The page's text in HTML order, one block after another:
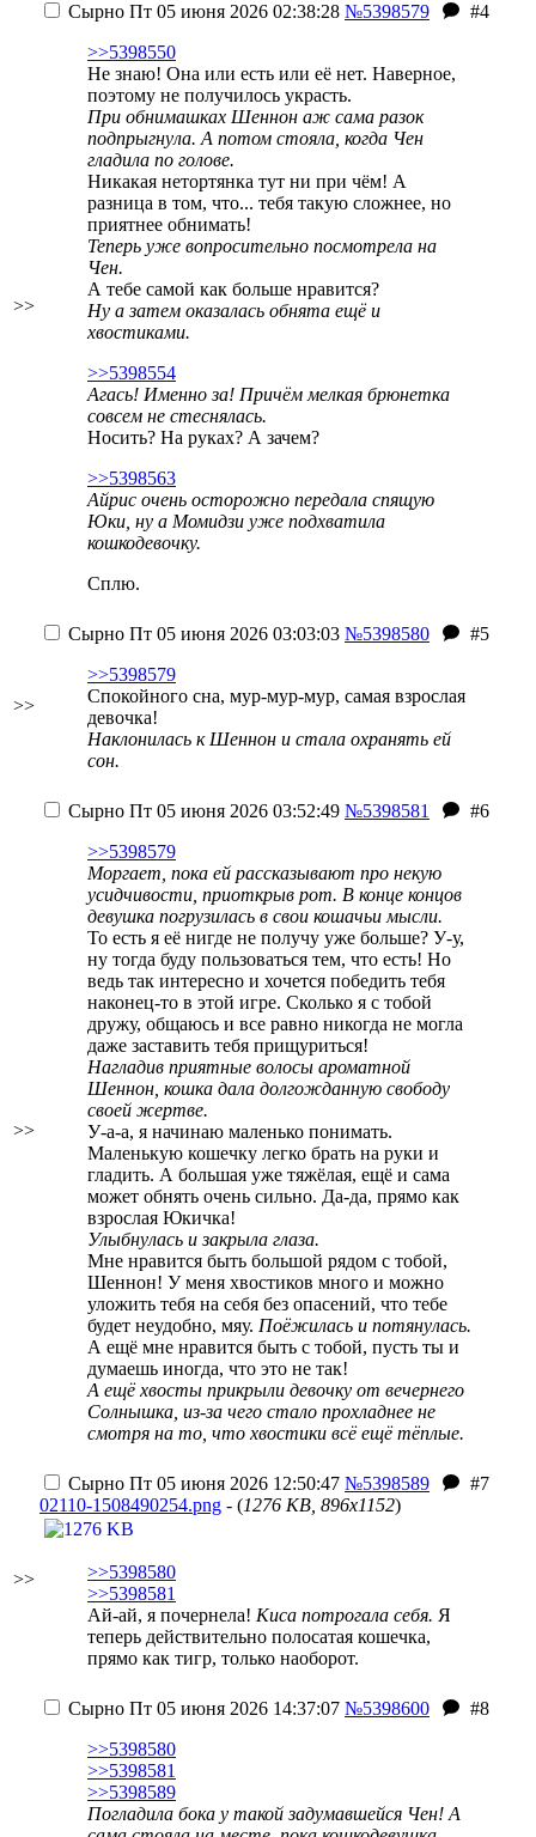
>>
Сырно Пт 05 июня 2026 02:38:28 №5398579
#4
>>5398550
Не знаю! Она или есть или её нет. Наверное,
поэтому не получилось украсть.
При обнимашках Шеннон аж сама разок
подпрыгнула. А потом стояла, когда Чен
гладила по голове.
Никакая нетортянка тут ни при чём! А
разница в том, что... тебя такую сложнее, но
приятнее обнимать!
Теперь уже вопросительно посмотрела на
Чен.
А тебе самой как больше нравится?
Ну а затем оказалась обнята ещё и
хвостиками.
>>5398554
Агась! Именно за! Причём мелкая брюнетка
совсем не стеснялась.
Носить? На руках? А зачем?
>>5398563
Айрис очень осторожно передала спящую
Юки, ну а Момидзи уже подхватила
кошкодевочку.
Сплю.
>>
Сырно Пт 05 июня 2026 03:03:03 №5398580
#5
>>5398579
Спокойного сна, мур-мур-мур, самая взрослая
девочка!
Наклонилась к Шеннон и стала охранять ей
сон.
>>
Сырно Пт 05 июня 2026 03:52:49 №5398581
#6
>>5398579
Моргает, пока ей рассказывают про некую
усидчивости, приоткрыв рот. В конце концов
девушка погрузилась в свои кошачьи мысли.
То есть я её нигде не получу уже больше? У-у,
ну тогда буду пользоваться тем, что есть! Но
ведь так интересно и хочется победить тебя
наконец-то в этой игре. Сколько я с тобой
дружу, общаюсь и все равно никогда не могла
даже заставить тебя прищуриться!
Нагладив приятные волосы ароматной
Шеннон, кошка дала долгожданную свободу
своей жертве.
У-а-а, я начинаю маленько понимать.
Маленькую кошечку легко брать на руки и
гладить. А большая уже тяжёлая, ещё и сама
может обнять очень сильно. Да-да, прямо как
взрослая Юкичка!
Улыбнулась и закрыла глаза.
Мне нравится быть большой рядом с тобой,
Шеннон! У меня хвостиков много и можно
уложить тебя на себя без опасений, что тебе
будет неудобно, мяу. Поёжилась и потянулась.
А ещё мне нравится быть с тобой, пусть ты и
думаешь иногда, что это не так!
А ещё хвосты прикрыли девочку от вечернего
Солнышка, из-за чего стало прохладнее не
смотря на то, что хвостики всё ещё тёплые.
>>
Сырно Пт 05 июня 2026 12:50:47 №5398589
#7
02110-1508490254.png - (1276 KB, 896x1152)
>>5398580
>>5398581
Ай-ай, я почернела! Киса потрогала себя. Я
теперь действительно полосатая кошечка,
прямо как тигр, только наоборот.
Сырно Пт 05 июня 2026 14:37:07 №5398600
#8
>>5398580
>>5398581
>>5398589
Погладила бока у такой задумавшейся Чен! А